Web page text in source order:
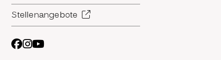
Stellenangebote